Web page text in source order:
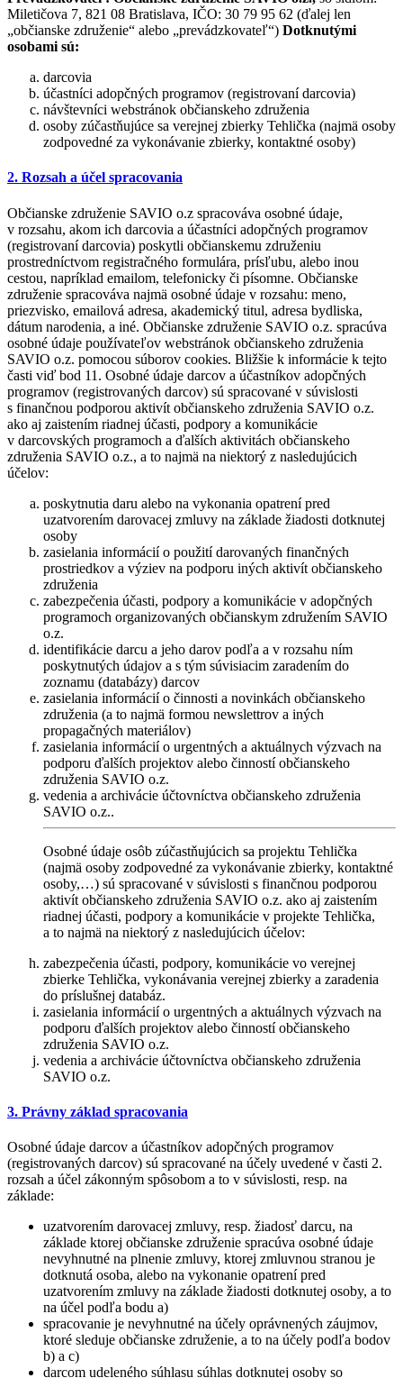
Miletičova 7, 821 08 Bratislava, IČO: 30 79 95 62 (ďalej len
„občianske združenie“ alebo „prevádzkovateľ“) Dotknutými
osobami sú:
darcovia
účastníci adopčných programov (registrovaní darcovia)
návštevníci webstránok občianskeho združenia
osoby zúčastňujúce sa verejnej zbierky Tehlička (najmä osoby
zodpovedné za vykonávanie zbierky, kontaktné osoby)
2. Rozsah a účel spracovania
Občianske združenie SAVIO o.z spracováva osobné údaje,
v rozsahu, akom ich darcovia a účastníci adopčných programov
(registrovaní darcovia) poskytli občianskemu združeniu
prostredníctvom registračného formulára, prísľubu, alebo inou
cestou, napríklad emailom, telefonicky či písomne. Občianske
združenie spracováva najmä osobné údaje v rozsahu: meno,
priezvisko, emailová adresa, akademický titul, adresa bydliska,
dátum narodenia, a iné. Občianske združenie SAVIO o.z. spracúva
osobné údaje používateľov webstránok občianskeho združenia
SAVIO o.z. pomocou súborov cookies. Bližšie k informácie k tejto
časti viď bod 11. Osobné údaje darcov a účastníkov adopčných
programov (registrovaných darcov) sú spracované v súvislosti
s finančnou podporou aktivít občianskeho združenia SAVIO o.z.
ako aj zaistením riadnej účasti, podpory a komunikácie
v darcovských programoch a ďalších aktivitách občianskeho
združenia SAVIO o.z., a to najmä na niektorý z nasledujúcich
účelov:
poskytnutia daru alebo na vykonania opatrení pred
uzatvorením darovacej zmluvy na základe žiadosti dotknutej
osoby
zasielania informácií o použití darovaných finančných
prostriedkov a výziev na podporu iných aktivít občianskeho
združenia
zabezpečenia účasti, podpory a komunikácie v adopčných
programoch organizovaných občianskym združením SAVIO
o.z.
identifikácie darcu a jeho darov podľa a v rozsahu ním
poskytnutých údajov a s tým súvisiacim zaradením do
zoznamu (databázy) darcov
zasielania informácií o činnosti a novinkách občianskeho
združenia (a to najmä formou newslettrov a iných
propagačných materiálov)
zasielania informácií o urgentných a aktuálnych výzvach na
podporu ďalších projektov alebo činností občianskeho
združenia SAVIO o.z.
vedenia a archivácie účtovníctva občianskeho združenia
SAVIO o.z..
Osobné údaje osôb zúčastňujúcich sa projektu Tehlička
(najmä osoby zodpovedné za vykonávanie zbierky, kontaktné
osoby,…) sú spracované v súvislosti s finančnou podporou
aktivít občianskeho združenia SAVIO o.z. ako aj zaistením
riadnej účasti, podpory a komunikácie v projekte Tehlička,
a to najmä na niektorý z nasledujúcich účelov:
zabezpečenia účasti, podpory, komunikácie vo verejnej
zbierke Tehlička, vykonávania verejnej zbierky a zaradenia
do príslušnej databáz.
zasielania informácií o urgentných a aktuálnych výzvach na
podporu ďalších projektov alebo činností občianskeho
združenia SAVIO o.z.
vedenia a archivácie účtovníctva občianskeho združenia
SAVIO o.z.
3. Právny základ spracovania
Osobné údaje darcov a účastníkov adopčných programov
(registrovaných darcov) sú spracované na účely uvedené v časti 2.
rozsah a účel zákonným spôsobom a to v súvislosti, resp. na
základe:
uzatvorením darovacej zmluvy, resp. žiadosť darcu, na
základe ktorej občianske združenie spracúva osobné údaje
nevyhnutné na plnenie zmluvy, ktorej zmluvnou stranou je
dotknutá osoba, alebo na vykonanie opatrení pred
uzatvorením zmluvy na základe žiadosti dotknutej osoby, a to
na účel podľa bodu a)
spracovanie je nevyhnutné na účely oprávnených záujmov,
ktoré sleduje občianske združenie, a to na účely podľa bodov
b) a c)
darcom udeleného súhlasu súhlas dotknutej osoby so